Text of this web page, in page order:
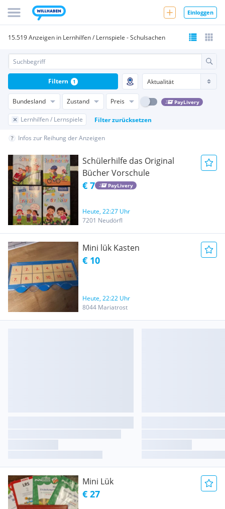
Einloggen
15.519 Anzeigen in Lernhilfen / Lernspiele - Schulsachen
Bundesland Zustand Preis PayLivery
Lernhilfen / Lernspiele Filter zurücksetzen
Filtern 1
Infos zur Reihung der Anzeigen
Schülerhilfe das Original
Bücher Vorschule
€ 7 PayLivery
Heute, 22:27 Uhr
7201 Neudörfl
Mini lük Kasten
€ 10
Heute, 22:22 Uhr
8044 Mariatrost
Mini Lük
€ 27